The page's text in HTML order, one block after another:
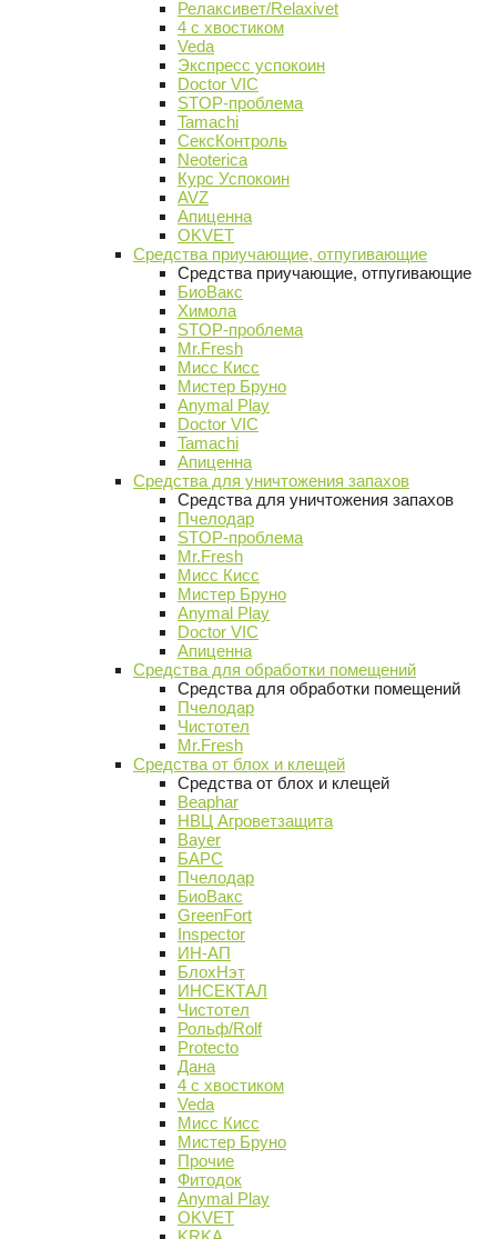
Релаксивет/Relaxivet
4 с хвостиком
Veda
Экспресс успокоин
Doctor VIC
STOP-проблема
Tamachi
СексКонтроль
Neoterica
Курс Успокоин
AVZ
Апиценна
OKVET
Средства приучающие, отпугивающие
Средства приучающие, отпугивающие
БиоВакс
Химола
STOP-проблема
Mr.Fresh
Мисс Кисс
Мистер Бруно
Anymal Play
Doctor VIC
Tamachi
Апиценна
Средства для уничтожения запахов
Средства для уничтожения запахов
Пчелодар
STOP-проблема
Mr.Fresh
Мисс Кисс
Мистер Бруно
Anymal Play
Doctor VIC
Апиценна
Средства для обработки помещений
Средства для обработки помещений
Пчелодар
Чистотел
Mr.Fresh
Средства от блох и клещей
Средства от блох и клещей
Beaphar
НВЦ Агроветзащита
Bayer
БАРС
Пчелодар
БиоВакс
GreenFort
Inspector
ИН-АП
БлохНэт
ИНСЕКТАЛ
Чистотел
Рольф/Rolf
Protecto
Дана
4 с хвостиком
Veda
Мисс Кисс
Мистер Бруно
Прочие
Фитодок
Anymal Play
OKVET